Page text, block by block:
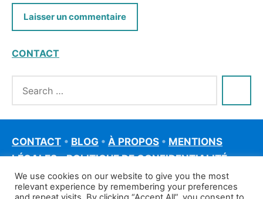
CONTACT
CONTACT • BLOG • À PROPOS • MENTIONS
LÉGALES•POLITIQUE DE CONFIDENTIALITÉ
We use cookies on our website to give you the most
relevant experience by remembering your preferences